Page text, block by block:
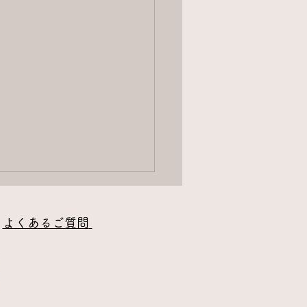
よくあるご質問